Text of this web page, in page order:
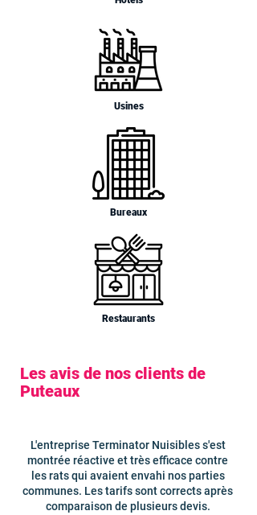
Usines
Bureaux
Restaurants
Les avis de nos clients de
Puteaux
L'entreprise Terminator Nuisibles s'est
montrée réactive et très efficace contre
les rats qui avaient envahi nos parties
communes. Les tarifs sont corrects après
comparaison de plusieurs devis.